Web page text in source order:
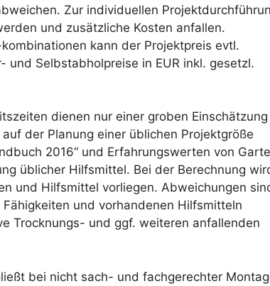
Zur individuellen
und zusätzliche Kosten anfallen.
kann der Projektpreis evtl.
Selbstabholpreise in EUR inkl. gesetzl.
dienen nur einer groben Einschätzung
der Planung einer üblichen Projektgröße
2016“ und Erfahrungswerten von
üblicher Hilfsmittel. Bei der Berechnung
und Hilfsmittel vorliegen. Abweichungen
und vorhandenen Hilfsmitteln
Trocknungs- und ggf. weiteren anfallenden
bei nicht sach- und fachgerechter